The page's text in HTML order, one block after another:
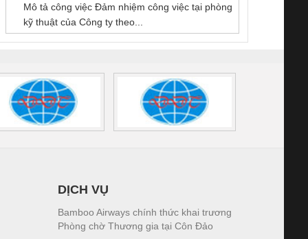
(2502520000)
(7791400879)2. Giá
Mô tả công việc Đảm nhiệm công việc tại phòng
kỹ thuật của Công ty theo...
DỊCH VỤ
Bamboo Airways chính thức khai trương
Phòng chờ Thương gia tại Côn Đảo